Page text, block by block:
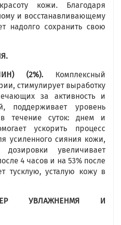
кожи. Благодаря
и восстанавливающему
надолго сохранить свою
(2%). Комплексный
стимулирует выработку
за активность и
поддерживает уровень
течение суток: днем и
ускорить процесс
усиленного сияния кожи,
увеличивает
4 часов и на 53% после
тусклую, усталую кожу в
УВЛАЖНЕНМЯ И